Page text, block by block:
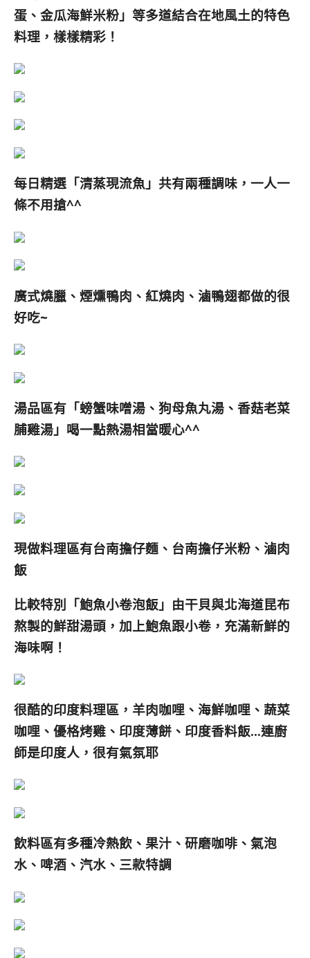
蛋、金瓜海鮮米粉」等多道結合在地風土的特色
料理，樣樣精彩！
每日精選「清蒸現流魚」共有兩種調味，一人一
條不用搶^^
廣式燒臘、煙燻鴨肉、紅燒肉、滷鴨翅都做的很
好吃~
湯品區有「螃蟹味噌湯、狗母魚丸湯、香菇老菜
脯雞湯」喝一點熱湯相當暖心^^
現做料理區有台南擔仔麵、台南擔仔米粉、滷肉
飯
比較特別「鮑魚小卷泡飯」由干貝與北海道昆布
熬製的鮮甜湯頭，加上鮑魚跟小卷，充滿新鮮的
海味啊！
很酷的印度料理區，羊肉咖哩、海鮮咖哩、蔬菜
咖哩、優格烤雞、印度薄餅、印度香料飯…連廚
師是印度人，很有氣氛耶
飲料區有多種冷熱飲、果汁、研磨咖啡、氣泡
水、啤酒、汽水、三款特調